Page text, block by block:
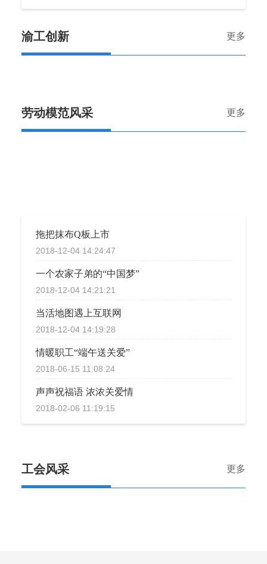
渝工创新 更多
劳动模范风采 更多
拖把抹布Q板上市
2018-12-04 14:24:47
一个农家子弟的“中国梦”
2018-12-04 14:21:21
当活地图遇上互联网
2018-12-04 14:19:28
情暖职工“端午送关爱”
2018-06-15 11:08:24
声声祝福语 浓浓关爱情
2018-02-06 11:19:15
工会风采 更多